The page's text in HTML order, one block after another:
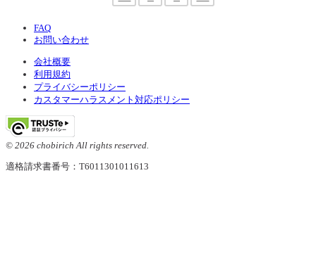
FAQ
お問い合わせ
会社概要
利用規約
プライバシーポリシー
カスタマーハラスメント対応ポリシー
© 2026 chobirich All rights reserved.
適格請求書番号：T6011301011613